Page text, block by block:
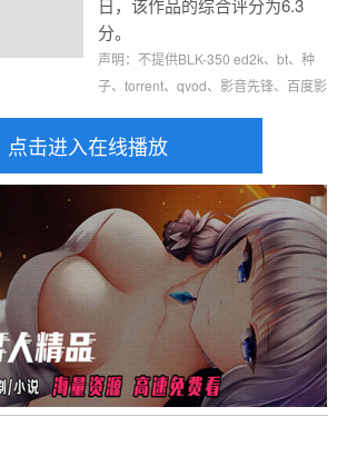
日，该作品的综合评分为6.3
分。
声明：不提供BLK-350 ed2k、bt、种
子、torrent、qvod、影音先锋、百度影
点击进入在线播放